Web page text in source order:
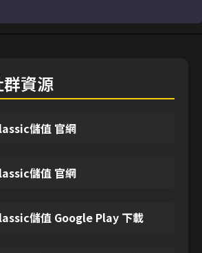
資源
儲值 官網
儲值 官網
儲值 Google Play 下載